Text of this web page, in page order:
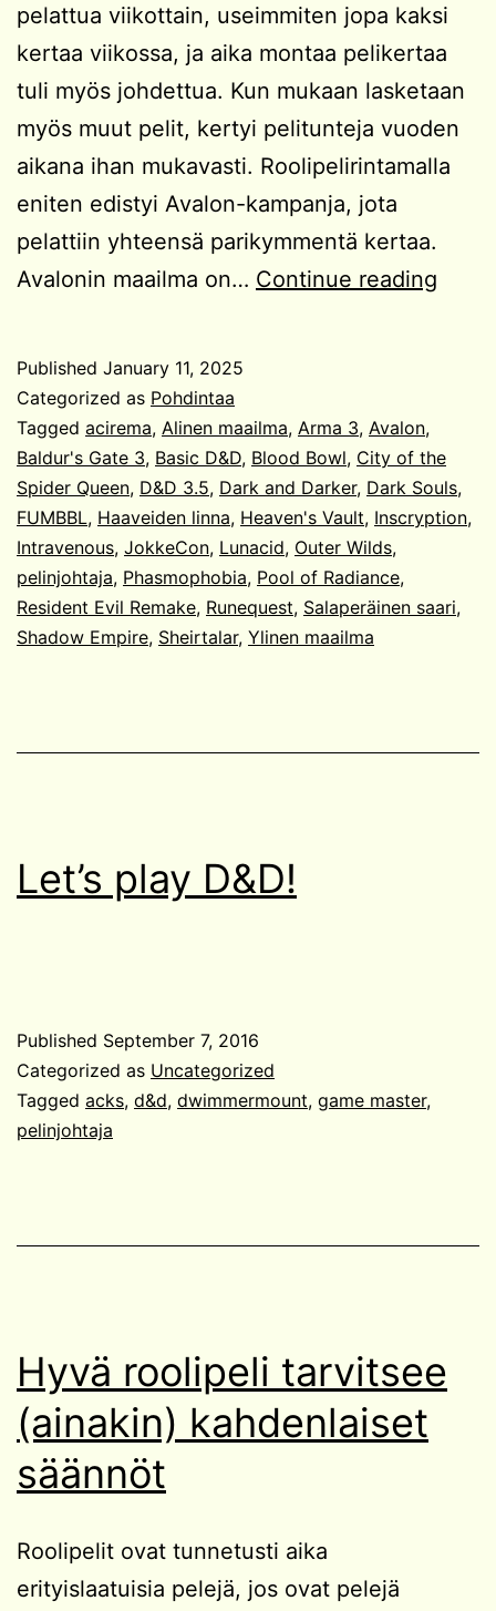
pelattua viikottain, useimmiten jopa kaksi
kertaa viikossa, ja aika montaa pelikertaa
tuli myös johdettua. Kun mukaan lasketaan
myös muut pelit, kertyi pelitunteja vuoden
aikana ihan mukavasti. Roolipelirintamalla
eniten edistyi Avalon-kampanja, jota
pelattiin yhteensä parikymmentä kertaa.
Avalonin maailma on… Continue reading
Published January 11, 2025
Categorized as Pohdintaa
Tagged acirema, Alinen maailma, Arma 3, Avalon,
Baldur's Gate 3, Basic D&D, Blood Bowl, City of the
Spider Queen, D&D 3.5, Dark and Darker, Dark Souls,
FUMBBL, Haaveiden linna, Heaven's Vault, Inscryption,
Intravenous, JokkeCon, Lunacid, Outer Wilds,
pelinjohtaja, Phasmophobia, Pool of Radiance,
Resident Evil Remake, Runequest, Salaperäinen saari,
Shadow Empire, Sheirtalar, Ylinen maailma
Let’s play D&D!
Published September 7, 2016
Categorized as Uncategorized
Tagged acks, d&d, dwimmermount, game master,
pelinjohtaja
Hyvä roolipeli tarvitsee
(ainakin) kahdenlaiset
säännöt
Roolipelit ovat tunnetusti aika
erityislaatuisia pelejä, jos ovat pelejä